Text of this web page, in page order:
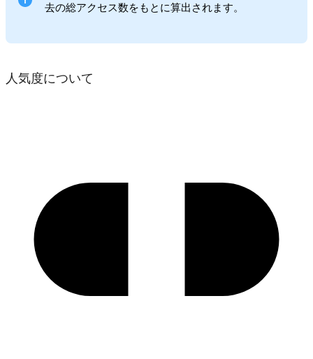
去の総アクセス数をもとに算出されます。
人気度について